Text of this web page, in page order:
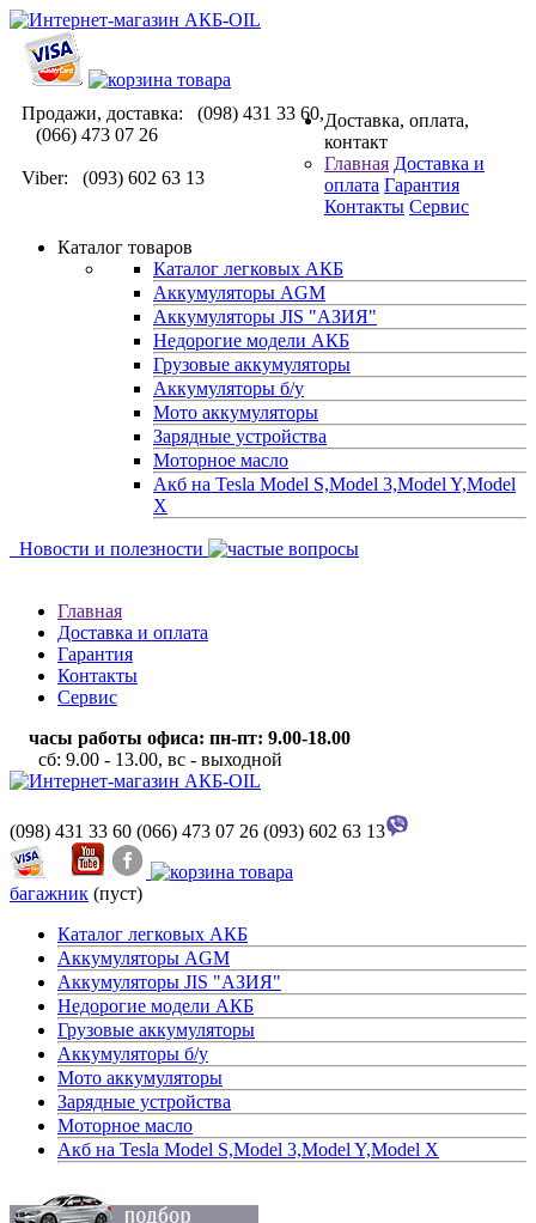
Продажи, доставка: (098) 431 33 60,
(066) 473 07 26
Viber: (093) 602 63 13
Доставка, оплата,
контакт
Главная Доставка и
оплата Гарантия
Контакты Сервис
Каталог товаров
Каталог легковых АКБ
Аккумуляторы AGM
Аккумуляторы JIS "АЗИЯ"
Недорогие модели АКБ
Грузовые аккумуляторы
Аккумуляторы б/у
Мото аккумуляторы
Зарядные устройства
Моторное масло
Акб на Tesla Model S,Model 3,Model Y,Model
X
Новости и полезности
Главная
Доставка и оплата
Гарантия
Контакты
Сервис
часы работы офиса: пн-пт: 9.00-18.00
сб: 9.00 - 13.00, вс - выходной
(098) 431 33 60 (066) 473 07 26 (093) 602 63 13
багажник (пуст)
Каталог легковых АКБ
Аккумуляторы AGM
Аккумуляторы JIS "АЗИЯ"
Недорогие модели АКБ
Грузовые аккумуляторы
Аккумуляторы б/у
Мото аккумуляторы
Зарядные устройства
Моторное масло
Акб на Tesla Model S,Model 3,Model Y,Model X